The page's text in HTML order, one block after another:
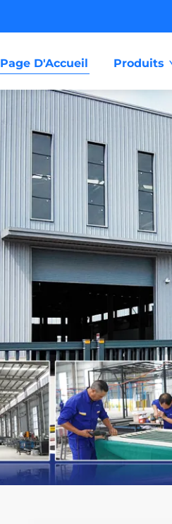
Page D'Accueil Produits